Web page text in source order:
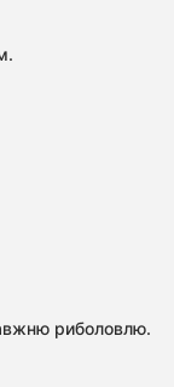
риболовлю.